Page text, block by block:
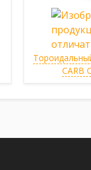
CARB